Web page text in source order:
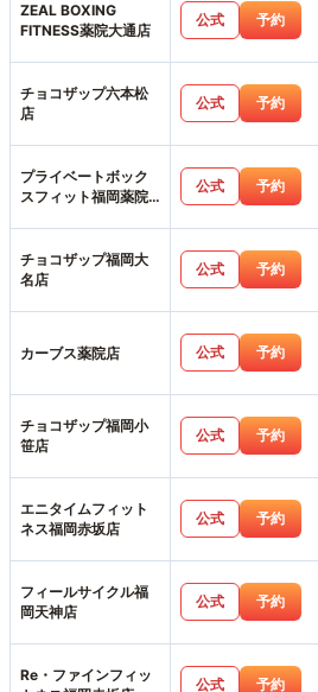
ZEAL BOXING
FITNESS薬院大通店
公式 予約
チョコザップ六本松
店
公式 予約
プライベートボック
スフィット福岡薬院･
公式 予約
チョコザップ福岡大
名店
公式 予約
カーブス薬院店 公式 予約
チョコザップ福岡小
笹店
公式 予約
エニタイムフィット
ネス福岡赤坂店
公式 予約
フィールサイクル福
岡天神店
公式 予約
Re・ファインフィッ
公式 予約